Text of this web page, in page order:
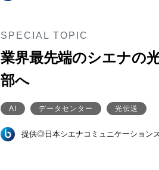
SPECIAL TOPIC
業界最先端のシエナの
部へ
AI データセンター 光伝送
提供◎日本シエナコミュニケーション